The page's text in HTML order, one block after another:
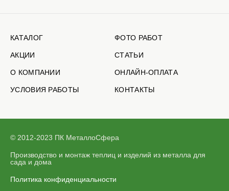
КАТАЛОГ
АКЦИИ
О КОМПАНИИ
УСЛОВИЯ РАБОТЫ
ФОТО РАБОТ
СТАТЬИ
ОНЛАЙН-ОПЛАТА
КОНТАКТЫ
© 2012-2023 ПК МеталлоСфера
Политика конфиденциальности
Производство и монтаж теплиц и изделий из металла для
сада и дома